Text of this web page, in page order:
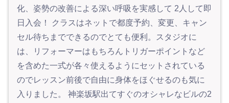
化、姿勢の改善による深い呼吸を実感して 2人して即
日入会！ クラスはネットで都度予約、変更、キャン
セル待ちまでできるのでとても便利。スタジオに
は、リフォーマーはもちろんトリガーポイントなど
を含めた一式が各々使えるようにセットされている
のでレッスン前後で自由に身体をほぐせるのも気に
入りました。 神楽坂駅出てすぐのオシャレなビルの2